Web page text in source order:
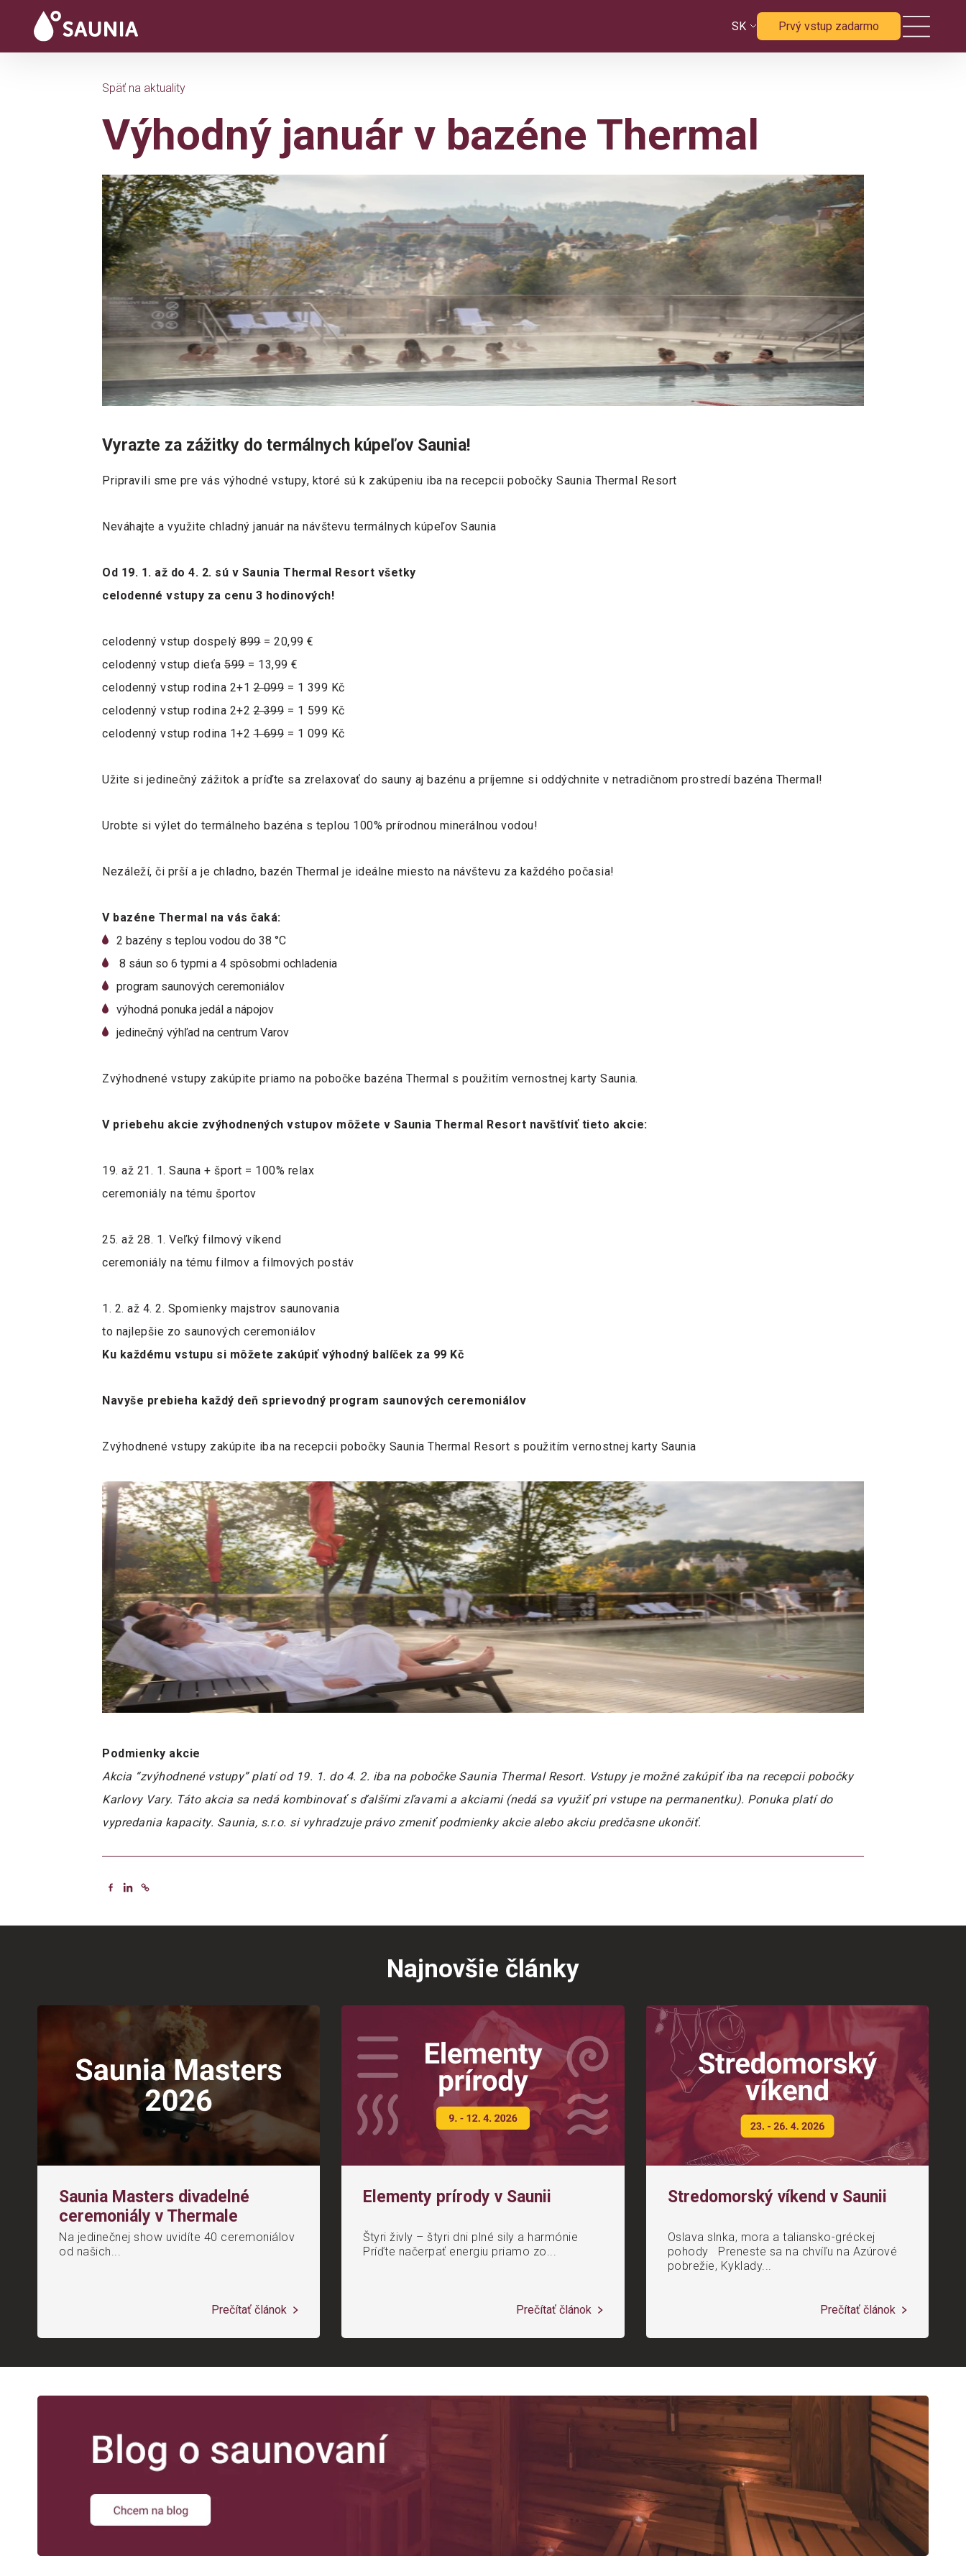
SK Prvý vstup zadarmo
Späť na aktuality
Výhodný január v bazéne Thermal
Vyrazte za zážitky do termálnych kúpeľov Saunia!
Pripravili sme pre vás výhodné vstupy, ktoré sú k zakúpeniu iba na recepcii pobočky Saunia Thermal Resort
Neváhajte a využite chladný január na návštevu termálnych kúpeľov Saunia
Od 19. 1. až do 4. 2. sú v Saunia Thermal Resort všetky
celodenné vstupy za cenu 3 hodinových!
celodenný vstup dospelý 899= 20,99 €
celodenný vstup dieťa 599= 13,99 €
celodenný vstup rodina 2+12 099 = 1 399 Kč
celodenný vstup rodina 2+22 399 = 1 599 Kč
celodenný vstup rodina 1+21 699 = 1 099 Kč
Užite si jedinečný zážitok a príďte sa zrelaxovať do sauny aj bazénu a príjemne si oddýchnite v netradičnom prostredí bazéna Thermal!
Urobte si výlet do termálneho bazéna s teplou 100% prírodnou minerálnou vodou!
Nezáleží, či prší a je chladno, bazén Thermal je ideálne miesto na návštevu za každého počasia!
V bazéne Thermal na vás čaká:
2 bazény s teplou vodou do 38 °C
8 sáun so 6 typmi a 4 spôsobmi ochladenia
program saunových ceremoniálov
výhodná ponuka jedál a nápojov
jedinečný výhľad na centrum Varov
Zvýhodnené vstupy zakúpite priamo na pobočke bazéna Thermal s použitím vernostnej karty Saunia.
V priebehu akcie zvýhodnených vstupov môžete v Saunia Thermal Resort navštíviť tieto akcie:
19. až 21. 1. Sauna + šport = 100% relax
ceremoniály na tému športov
25. až 28. 1. Veľký filmový víkend
ceremoniály na tému filmov a filmových postáv
1. 2. až 4. 2. Spomienky majstrov saunovania
to najlepšie zo saunových ceremoniálov
Ku každému vstupu si môžete zakúpiť výhodný balíček za 99 Kč
Navyše prebieha každý deň sprievodný program saunových ceremoniálov
Zvýhodnené vstupy zakúpite iba na recepcii pobočky Saunia Thermal Resort s použitím vernostnej karty Saunia
Podmienky akcie
Akcia “zvýhodnené vstupy” platí od 19. 1. do 4. 2. iba na pobočke Saunia Thermal Resort. Vstupy je možné zakúpiť iba na recepcii pobočky
Karlovy Vary. Táto akcia sa nedá kombinovať s ďalšími zľavami a akciami (nedá sa využiť pri vstupe na permanentku). Ponuka platí do
vypredania kapacity. Saunia, s.r.o. si vyhradzuje právo zmeniť podmienky akcie alebo akciu predčasne ukončiť.
Najnovšie články
Saunia Masters divadelné
ceremoniály v Thermale
Na jedinečnej show uvidíte 40 ceremoniálov
od našich...
Prečítať článok
Elementy prírody v Saunii
Štyri živly – štyri dni plné sily a harmónie
Príďte načerpať energiu priamo zo...
Prečítať článok
Stredomorský víkend v Saunii
Oslava slnka, mora a taliansko-gréckej
pohody Preneste sa na chvíľu na Azúrové
pobrežie, Kyklady...
Prečítať článok